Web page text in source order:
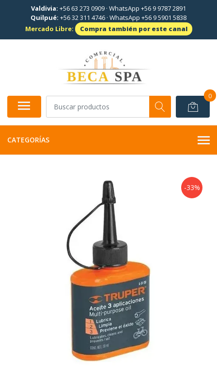
Valdivia: +56 63 273 0909 · WhatsApp +56 9 9787 2891
Quilpué: +56 32 311 4746 · WhatsApp +56 9 5901 5838
Mercado Libre:
Compra también por este canal
0
CATEGORÍAS
-33%